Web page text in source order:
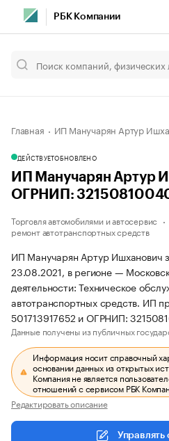
РБК Компании
Главная ИП Манучарян Артур
ДЕЙСТВУЕТОБНОВЛЕНО
ИП Манучарян Артур
ОГРНИП:
Торговля автомобилями и автосервис
ремонт автотранспортных средств
ИП Манучарян Артур Ишханович
23.08.2021, в регионе —
деятельности: Техническое
автотранспортных средств. ИП
501713917652 и ОГРНИП:
Данные получены из публичных
Информация носит справочный
основании данных из открытых
Компания не является
отношений с сервисом РБК
Редактировать описание
Управлять